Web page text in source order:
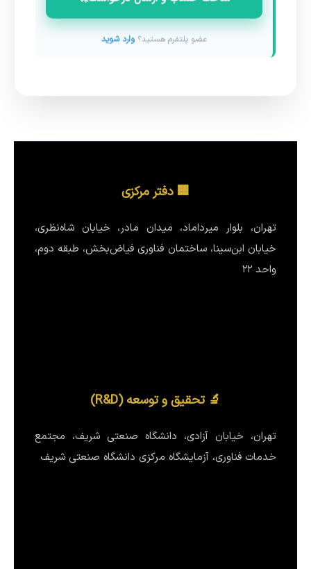
عضو پلتفرم هستید؟ وارد شوید
🏢 دفتر مرکزی
تهران، بلوار میرداماد، میدان مادر، خیابان شاه‌نظری،
خیابان ابن‌سینا، ساختمان فناوری فیاض‌بخش، طبقه دوم،
واحد ۲۲
🔬 تحقیق و توسعه (R&D)
تهران، خیابان آزادی، دانشگاه صنعتی شریف، مجتمع
خدمات فناوری، آزمایشگاه مرکزی دانشگاه صنعتی شریف